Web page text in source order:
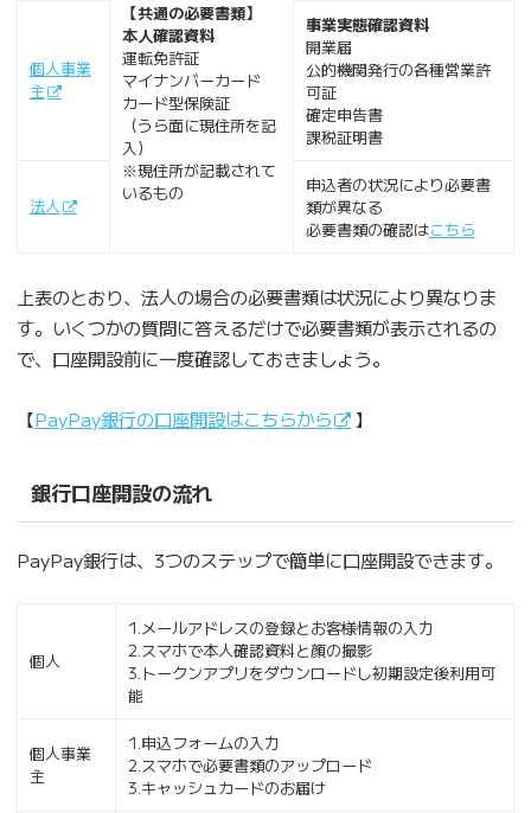
【共通の必要書類】
本人確認資料
運転免許証
マイナンバーカード
カード型保険証
（うら面に現住所を記
入）
※現住所が記載されて
いるもの
個人事業
主
事業実態確認資料
開業届
公的機関発行の各種営業許
可証
確定申告書
課税証明書
法人
申込者の状況により必要書
類が異なる
必要書類の確認はこちら
上表のとおり、法人の場合の必要書類は状況により異なりま
す。いくつかの質問に答えるだけで必要書類が表示されるの
で、口座開設前に一度確認しておきましょう。
【PayPay銀行の口座開設はこちらから 】
銀行口座開設の流れ
PayPay銀行は、3つのステップで簡単に口座開設できます。
個人
1.メールアドレスの登録とお客様情報の入力
2.スマホで本人確認資料と顔の撮影
3.トークンアプリをダウンロードし初期設定後利用可
能
個人事業
主
1.申込フォームの入力
2.スマホで必要書類のアップロード
3.キャッシュカードのお届け